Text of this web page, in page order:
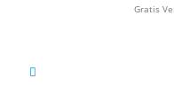
Gratis